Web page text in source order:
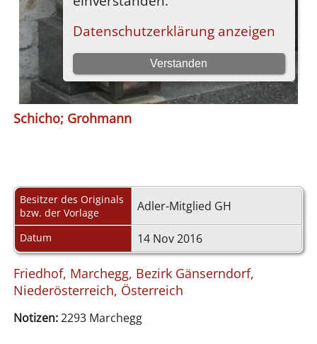
Schicho; Grohmann
Besitzer des Originals
bzw. der Vorlage
Adler-Mitglied GH
Datum 14 Nov 2016
Friedhof, Marchegg, Bezirk Gänserndorf,
Niederösterreich, Österreich
Notizen:2293 Marchegg